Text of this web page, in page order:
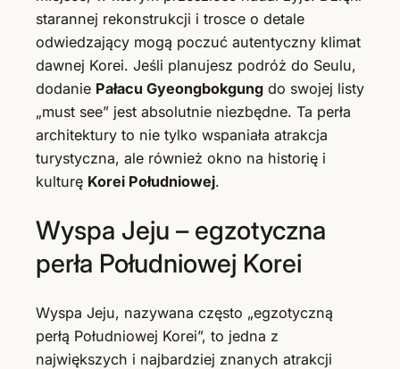
starannej rekonstrukcji i trosce o detale
odwiedzający mogą poczuć autentyczny klimat
dawnej Korei. Jeśli planujesz podróż do Seulu,
dodanie Pałacu Gyeongbokgung do swojej listy
„must see” jest absolutnie niezbędne. Ta perła
architektury to nie tylko wspaniała atrakcja
turystyczna, ale również okno na historię i
kulturę Korei Południowej.
Wyspa Jeju – egzotyczna
perła Południowej Korei
Wyspa Jeju, nazywana często „egzotyczną
perłą Południowej Korei”, to jedna z
największych i najbardziej znanych atrakcji